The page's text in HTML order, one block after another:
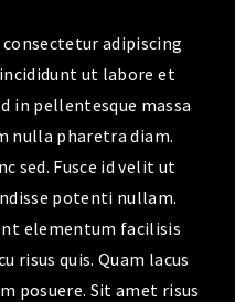
adipiscing
ut labore et
in pellentesque massa
nulla pharetra diam.
sed. Fusce id velit ut
potenti nullam.
elementum facilisis
risus quis. Quam lacus
posuere. Sit amet risus